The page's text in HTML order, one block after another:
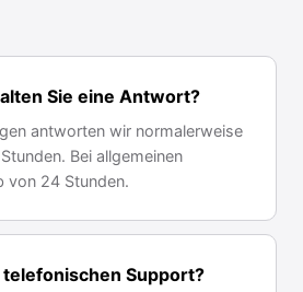
Sie eine Antwort?
antworten wir normalerweise
Bei allgemeinen
von 24 Stunden.
telefonischen Support?